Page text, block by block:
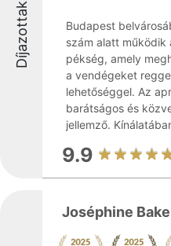
Díjazottak
Budapest
szám alatt működik
pékség, amely
a vendégeket
lehetőséggel. Az
barátságos és
jellemző.
9.9
Joséphine